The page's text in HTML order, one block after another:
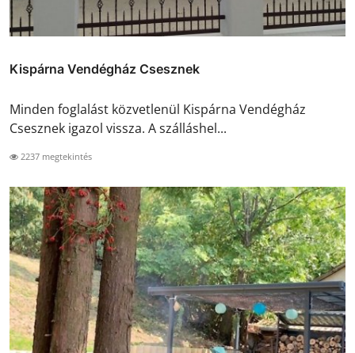
Kispárna Vendégház Csesznek
Minden foglalást közvetlenül Kispárna Vendégház
Csesznek igazol vissza. A szálláshel...
2237 megtekintés